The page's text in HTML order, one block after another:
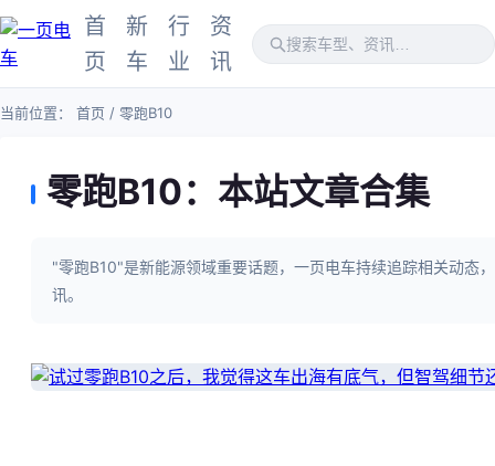
首
页
新
车
行
业
资
讯
当前位置： 首页 / 零跑B10
零跑B10：本站文章合集
"零跑B10"是新能源领域重要话题，一页电车持续追踪相关动态
讯。